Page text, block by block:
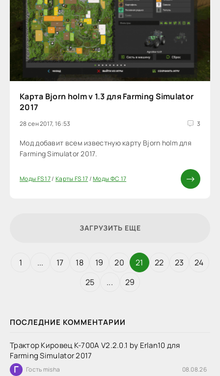
ПОСЛЕДНИЕ КОММЕНТАРИИ
Трактор Кировец К-700А V2.2.0.1 by Erlan10 для
Farming Simulator 2017
Г Гость misha 08.08.26
Карта Bjorn holm v 1.3 для Farming Simulator
2017
28 сен 2017, 16:53 3
Мод добавит всем известную карту Bjorn holm для
Farming Simulator 2017.
Моды FS 17/ Карты FS 17/Моды ФС 17
ЗАГРУЗИТЬ ЕЩЕ
1 ... 17 18 19 20 21 22 23
24
25
... 29